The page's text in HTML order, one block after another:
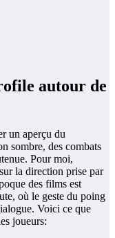
autour de
un aperçu du
sombre, des combats
Pour moi,
la direction prise par
des films est
où le geste du poing
Voici ce que
joueurs: